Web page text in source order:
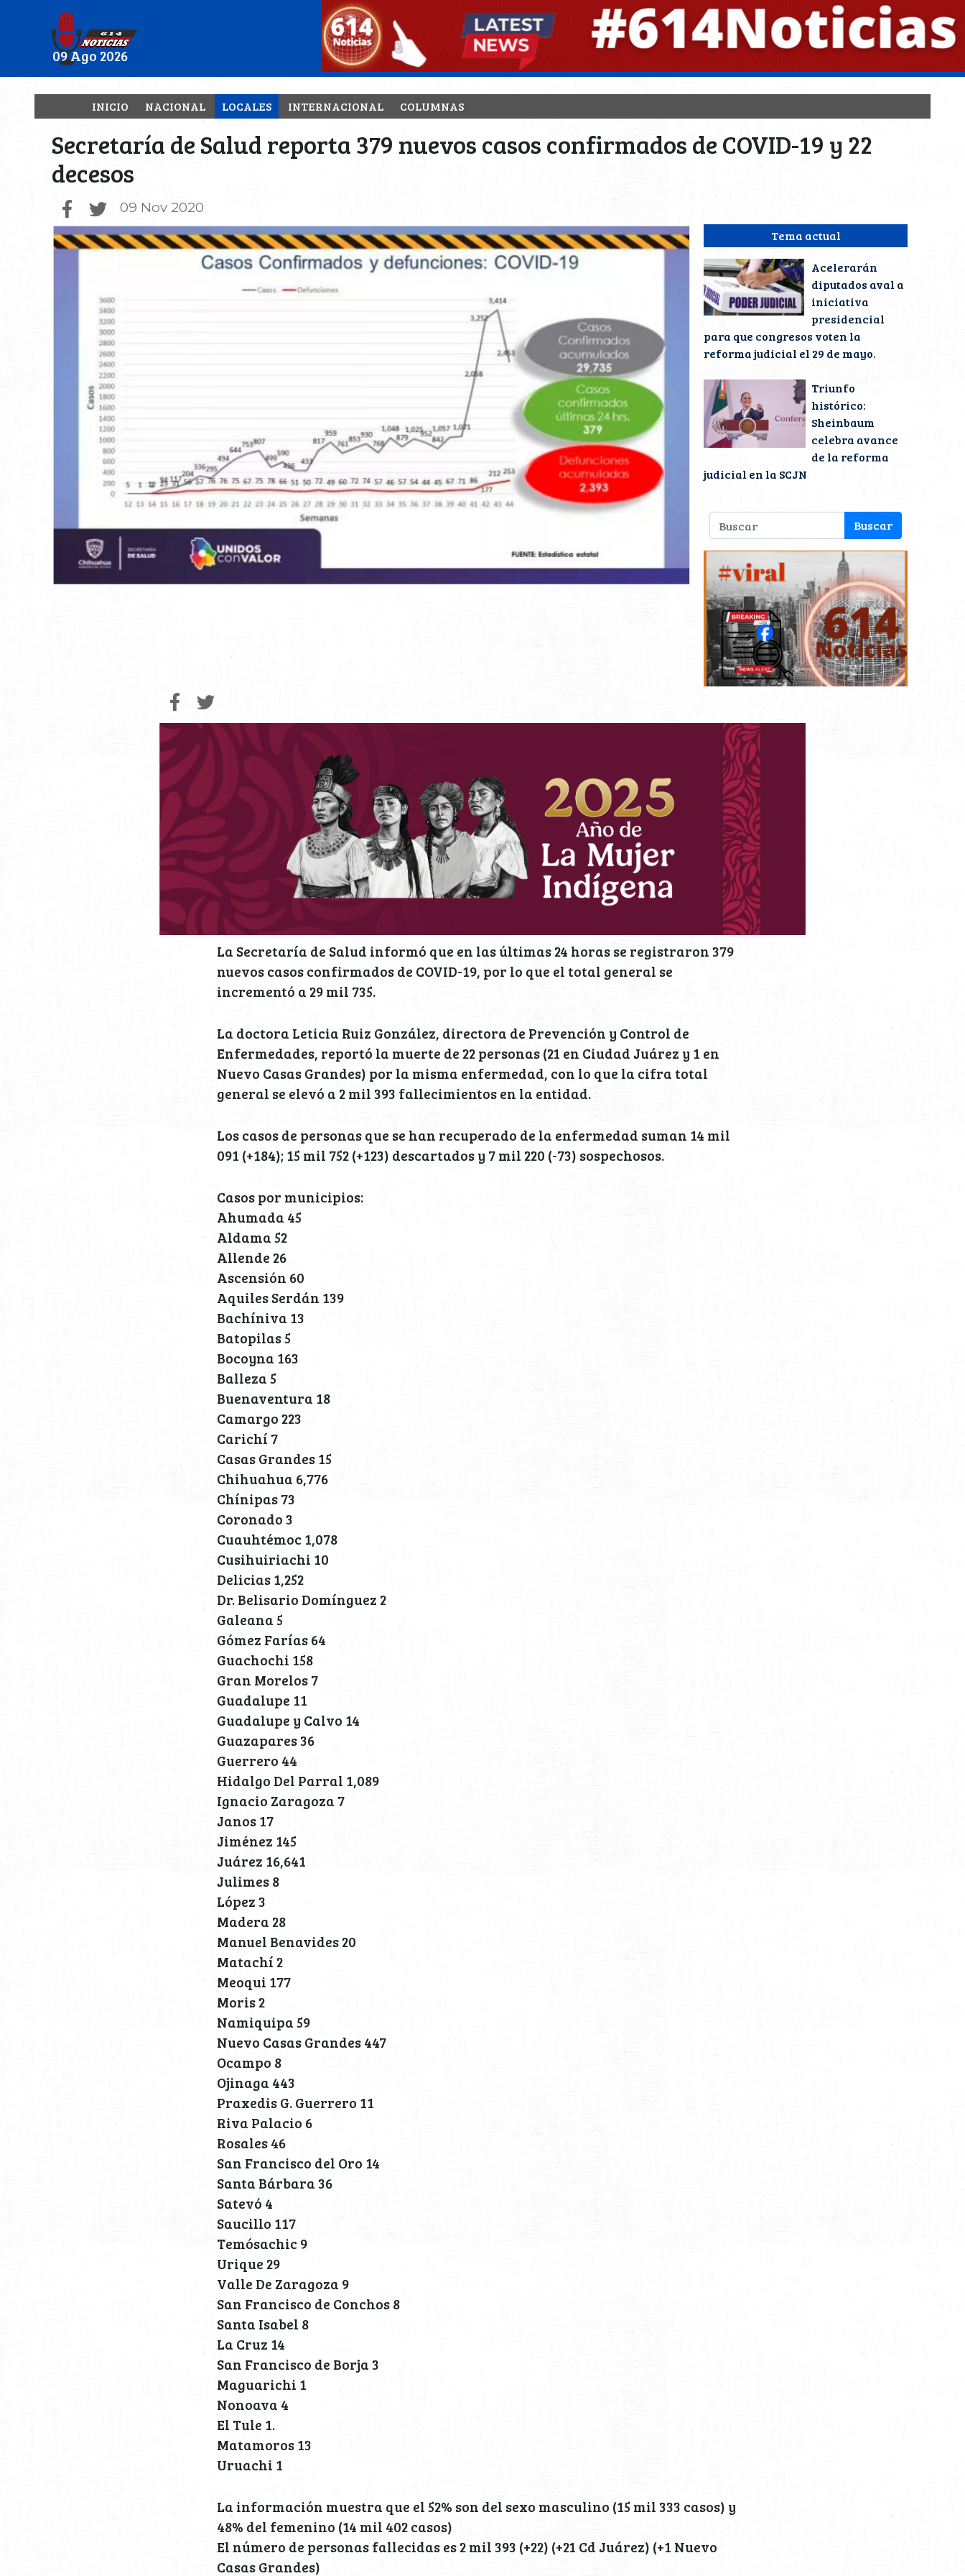
09 Ago 2026
INICIO NACIONAL LOCALES INTERNACIONAL COLUMNAS
Secretaría de Salud reporta 379 nuevos casos confirmados de COVID-19 y 22
decesos
09 Nov 2020
Tema actual
Acelerarán
diputados aval a
iniciativa
presidencial
para que congresos voten la
reforma judicial el 29 de mayo.
Triunfo
histórico:
Sheinbaum
celebra avance
de la reforma
judicial en la SCJN
La Secretaría de Salud informó que en las últimas 24 horas se registraron 379
nuevos casos confirmados de COVID-19, por lo que el total general se
incrementó a 29 mil 735.
La doctora Leticia Ruiz González, directora de Prevención y Control de
Enfermedades, reportó la muerte de 22 personas (21 en Ciudad Juárez y 1 en
Nuevo Casas Grandes) por la misma enfermedad, con lo que la cifra total
general se elevó a 2 mil 393 fallecimientos en la entidad.
Los casos de personas que se han recuperado de la enfermedad suman 14 mil
091 (+184); 15 mil 752 (+123) descartados y 7 mil 220 (-73) sospechosos.
Casos por municipios:
Ahumada 45
Aldama 52
Allende 26
Ascensión 60
Aquiles Serdán 139
Bachíniva 13
Batopilas 5
Bocoyna 163
Balleza 5
Buenaventura 18
Camargo 223
Carichí 7
Casas Grandes 15
Chihuahua 6,776
Chínipas 73
Coronado 3
Cuauhtémoc 1,078
Cusihuiriachi 10
Delicias 1,252
Dr. Belisario Domínguez 2
Galeana 5
Gómez Farías 64
Guachochi 158
Gran Morelos 7
Guadalupe 11
Guadalupe y Calvo 14
Guazapares 36
Guerrero 44
Hidalgo Del Parral 1,089
Ignacio Zaragoza 7
Janos 17
Jiménez 145
Juárez 16,641
Julimes 8
López 3
Madera 28
Manuel Benavides 20
Matachí 2
Meoqui 177
Moris 2
Namiquipa 59
Nuevo Casas Grandes 447
Ocampo 8
Ojinaga 443
Praxedis G. Guerrero 11
Riva Palacio 6
Rosales 46
San Francisco del Oro 14
Santa Bárbara 36
Satevó 4
Saucillo 117
Temósachic 9
Urique 29
Valle De Zaragoza 9
San Francisco de Conchos 8
Santa Isabel 8
La Cruz 14
San Francisco de Borja 3
Maguarichi 1
Nonoava 4
El Tule 1.
Matamoros 13
Uruachi 1
La información muestra que el 52% son del sexo masculino (15 mil 333 casos) y
48% del femenino (14 mil 402 casos)
El número de personas fallecidas es 2 mil 393 (+22) (+21 Cd Juárez) (+1 Nuevo
Casas Grandes)